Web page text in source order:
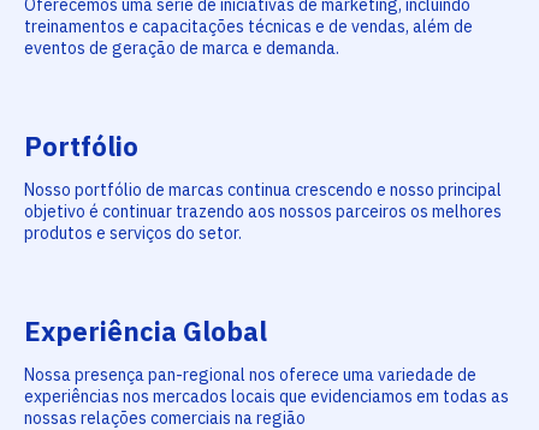
treinamentos e capacitações técnicas e de vendas, além de
eventos de geração de marca e demanda.
Portfólio
Nosso portfólio de marcas continua crescendo e nosso principal
objetivo é continuar trazendo aos nossos parceiros os melhores
produtos e serviços do setor.
Experiência Global
Nossa presença pan-regional nos oferece uma variedade de
experiências nos mercados locais que evidenciamos em todas as
nossas relações comerciais na região